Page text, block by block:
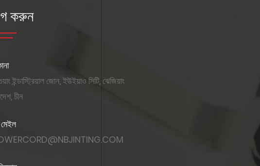
করুন
ইন্ডাস্ট্রিয়াল জোন, ইউইয়াও সিটি, ঝেজিয়াং
চীন